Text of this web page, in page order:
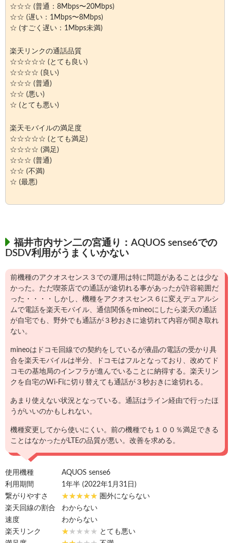
☆☆☆ (普通：8Mbps〜20Mbps)
☆☆ (遅い：1Mbps〜8Mbps)
☆ (すごく遅い：1Mbps未満)
楽天リンクの通話品質
☆☆☆☆☆ (とても良い)
☆☆☆☆ (良い)
☆☆☆ (普通)
☆☆ (悪い)
☆ (とても悪い)
楽天モバイルの満足度
☆☆☆☆☆ (とても満足)
☆☆☆☆ (満足)
☆☆☆ (普通)
☆☆ (不満)
☆ (最悪)
福井市内サン二の宮通り：AQUOS sense6での
DSDV利用がうまくいかない
前機種のアクオスセンス３での運用は特に問題があることは少な
かった。ただ喫茶店での通話が途切れる事があったが許容範囲だ
った・・・・しかし、機種をアクオスセンス６に変えデュアルシ
ムで電話を楽天モバイル、通信関係をmineoにしたら楽天の通話
が自宅でも、野外でも通話が３秒おきに途切れて内容が聞き取れ
ない。
mineoはドコモ回線での契約をしているが液晶の電話の受かり具
合を楽天モバイルは半分、ドコモはフルとなっており、改めてド
コモの基地局のインフラが進んでいることに納得する。楽天リン
クを自宅のWi-Fiに切り替えても通話が３秒おきに途切れる。
あまり使えない状況となっている。通話はライン経由で行ったほ
うがいいのかもしれない。
機種変更してから使いにくい。前の機種でも１００％満足できる
ことはなかったがLTEの品質が悪い。改善を求める。
使用機種
AQUOS sense6
利用期間
1年半 (2022年1月31日)
繋がりやすさ
圏外にならない
楽天回線の割合
わからない
速度
わからない
楽天リンク
とても悪い